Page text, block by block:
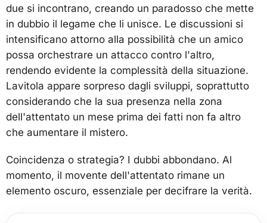
due si incontrano, creando un paradosso che mette
in dubbio il legame che li unisce. Le discussioni si
intensificano attorno alla possibilità che un amico
possa orchestrare un attacco contro l'altro,
rendendo evidente la complessità della situazione.
Lavitola appare sorpreso dagli sviluppi, soprattutto
considerando che la sua presenza nella zona
dell'attentato un mese prima dei fatti non fa altro
che aumentare il mistero.
Coincidenza o strategia? I dubbi abbondano. Al
momento, il movente dell'attentato rimane un
elemento oscuro, essenziale per decifrare la verità.